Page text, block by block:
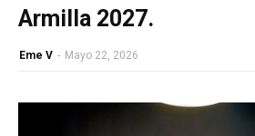
Armilla 2027.
Eme V - Mayo 22, 2026